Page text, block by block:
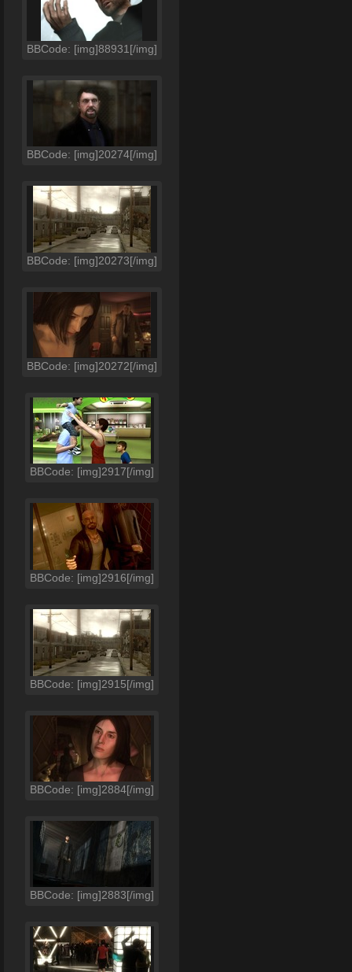
BBCode: [img]88931[/img]
BBCode: [img]20274[/img]
BBCode: [img]20273[/img]
BBCode: [img]20272[/img]
BBCode: [img]2917[/img]
BBCode: [img]2916[/img]
BBCode: [img]2915[/img]
BBCode: [img]2884[/img]
BBCode: [img]2883[/img]